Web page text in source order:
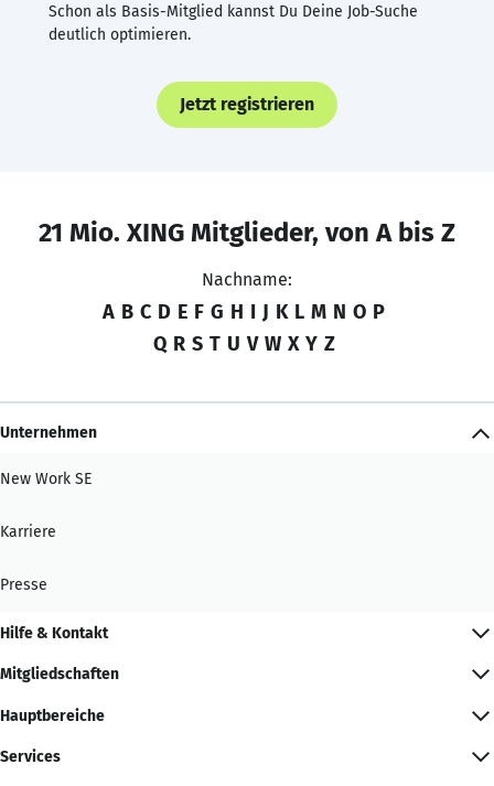
Schon als Basis-Mitglied kannst Du Deine Job-Suche
deutlich optimieren.
Jetzt registrieren
21 Mio. XING Mitglieder, von A bis Z
Nachname:
A B C D E F G H I J K L M N O P
Q R S T U V W X Y Z
Unternehmen
New Work SE
Karriere
Presse
Hilfe & Kontakt
Mitgliedschaften
Hauptbereiche
Services